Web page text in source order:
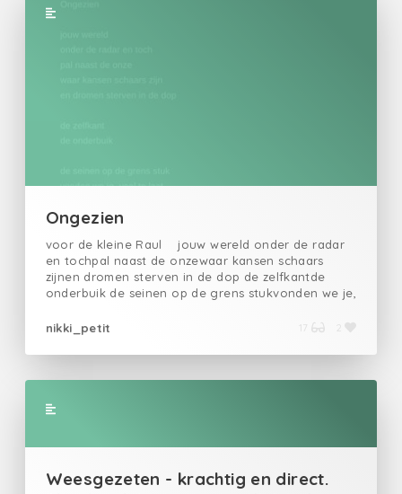
Ongezien
voor de kleine Raul jouw wereld onder de radar
en tochpal naast de onzewaar kansen schaars
zijnen dromen sterven in de dop de zelfkantde
onderbuik de seinen op de grens stukvonden we je,
naast het onze ongezienongehoord bloem van
pruiken opbeloven plechtiger voor je te zijn
nikki_petit
Weesgezeten - krachtig en direct.